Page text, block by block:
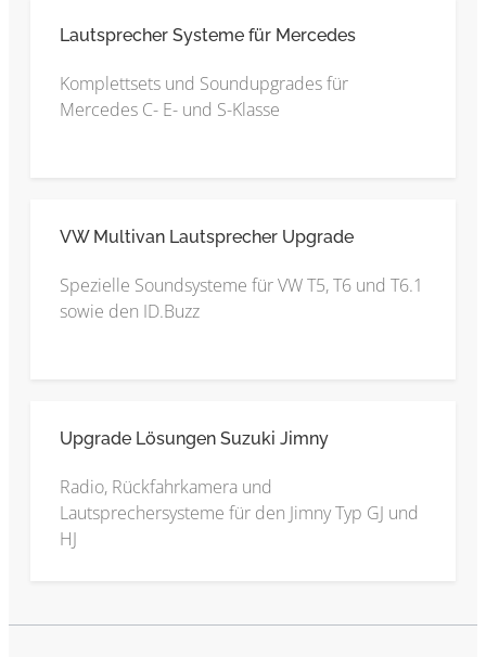
Lautsprecher Systeme für Mercedes
Komplettsets und Soundupgrades für
Mercedes C- E- und S-Klasse
VW Multivan Lautsprecher Upgrade
Spezielle Soundsysteme für VW T5, T6 und T6.1
sowie den ID.Buzz
Upgrade Lösungen Suzuki Jimny
Radio, Rückfahrkamera und
Lautsprechersysteme für den Jimny Typ GJ und
HJ